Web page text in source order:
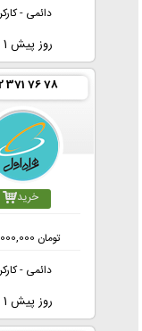
دائمی -
1 روز پیش
371 76 78
خرید
تومان
دائمی -
1 روز پیش